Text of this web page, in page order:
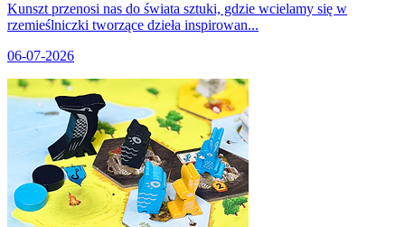
Kunszt przenosi nas do świata sztuki, gdzie wcielamy się w
rzemieślniczki tworzące dzieła inspirowan...
06-07-2026